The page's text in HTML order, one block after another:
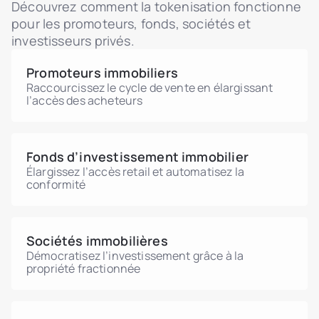
CMA.
pouvant atteindre 5 %. Confirmez le
traitement d'une détention tokenisée – et
toute obligation de Zakat – auprès d'un
REGA, avec des actes tokenisés pris en
charge par le Registre Immobilier.
Découvrez comment la tokenisation fonctionne
pour les promoteurs, fonds, sociétés et
investisseurs privés.
Promoteurs immobiliers
Raccourcissez le cycle de vente en élargissant
l’accès des acheteurs
Fonds d’investissement immobilier
Élargissez l’accès retail et automatisez la
conformité
Sociétés immobilières
Démocratisez l’investissement grâce à la
propriété fractionnée